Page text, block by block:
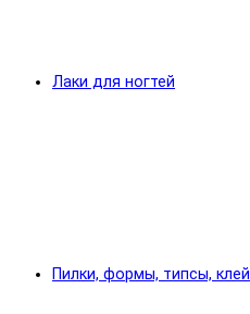
Лаки для ногтей
Пилки, формы, типсы, клей